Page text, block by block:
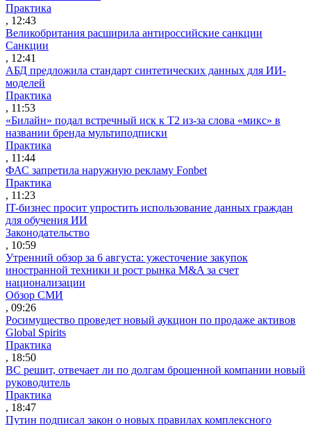
Практика
, 12:43
Великобритания расширила антироссийские санкции
Санкции
, 12:41
АБД предложила стандарт синтетических данных для ИИ-
моделей
Практика
, 11:53
«Билайн» подал встречный иск к Т2 из-за слова «микс» в
названии бренда мультиподписки
Практика
, 11:44
ФАС запретила наружную рекламу Fonbet
Практика
, 11:23
IT-бизнес просит упростить использование данных граждан
для обучения ИИ
Законодательство
, 10:59
Утренний обзор за 6 августа: ужесточение закупок
иностранной техники и рост рынка M&A за счет
национализации
Обзор СМИ
, 09:26
Росимущество проведет новый аукцион по продаже активов
Global Spirits
Практика
, 18:50
ВС решит, отвечает ли по долгам брошенной компании новый
руководитель
Практика
, 18:47
Путин подписал закон о новых правилах комплексного